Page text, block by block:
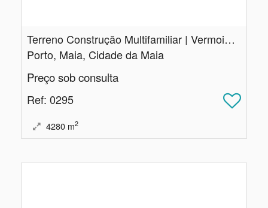
Terreno Construção Multifamiliar | Vermoim | Maia
Porto, Maia, Cidade da Maia
Preço sob consulta
Ref: 0295
4280 m2